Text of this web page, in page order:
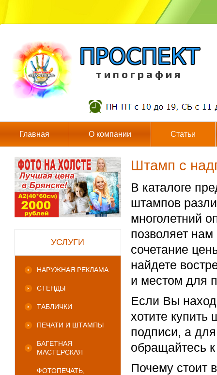
т и п о г р а ф и я
Главная О компании Статьи
УСЛУГИ
НАРУЖНАЯ РЕКЛАМА
СТЕНДЫ
ТАБЛИЧКИ
ПЕЧАТИ И ШТАМПЫ
БАГЕТНАЯ
МАСТЕРСКАЯ
ФОТОПЕЧАТЬ,
Штамп с
В каталоге
штампов
многолетний
позволяет
сочетание
найдете
и местом для
Если Вы
хотите
подписи, а
обращайтесь
Почему стоит